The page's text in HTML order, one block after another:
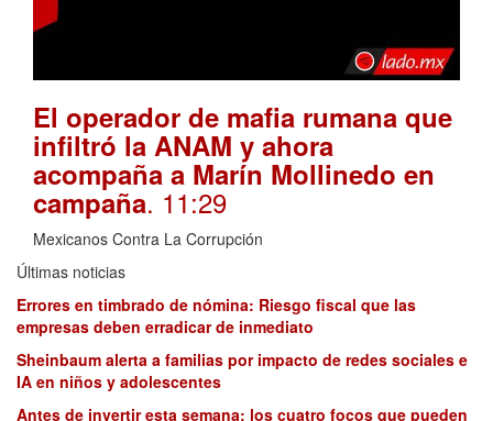
El operador de mafia rumana que
infiltró la ANAM y ahora
acompaña a Marín Mollinedo en
campaña. 11:29
Mexicanos Contra La Corrupción
Últimas noticias
Errores en timbrado de nómina: Riesgo fiscal que las
empresas deben erradicar de inmediato
Sheinbaum alerta a familias por impacto de redes sociales e
IA en niños y adolescentes
Antes de invertir esta semana: los cuatro focos que pueden